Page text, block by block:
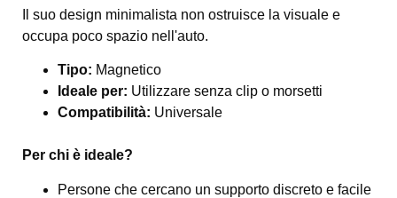
Il suo design minimalista non ostruisce la visuale e
occupa poco spazio nell'auto.
Tipo: Magnetico
Ideale per: Utilizzare senza clip o morsetti
Compatibilità: Universale
Per chi è ideale?
Persone che cercano un supporto discreto e facile